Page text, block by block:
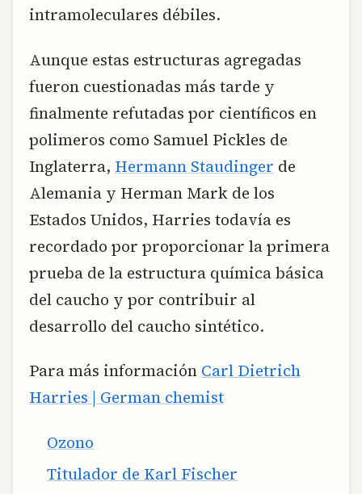
intramoleculares débiles.
Aunque estas estructuras agregadas
fueron cuestionadas más tarde y
finalmente refutadas por científicos en
polimeros como Samuel Pickles de
Inglaterra, Hermann Staudinger de
Alemania y Herman Mark de los
Estados Unidos, Harries todavía es
recordado por proporcionar la primera
prueba de la estructura química básica
del caucho y por contribuir al
desarrollo del caucho sintético.
Para más información Carl Dietrich
Harries | German chemist
Ozono
Titulador de Karl Fischer